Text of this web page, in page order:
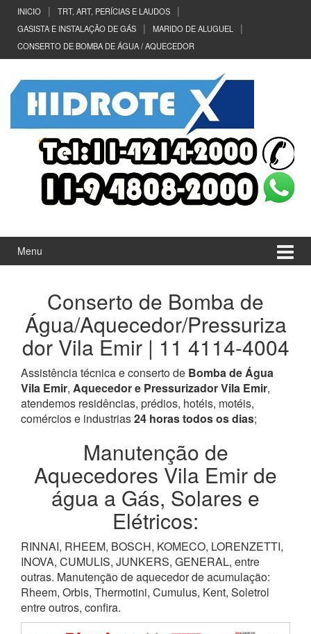
Conteúdo
Pular
menu
principal
INICIO
TRT, ART, PERÍCIAS E LAUDOS
GASISTA E INSTALAÇÃO DE GÁS
MARIDO DE ALUGUEL
CONSERTO DE BOMBA DE ÁGUA / AQUECEDOR
Menu
Conserto de Bomba de
Água/Aquecedor/Pressuriza
dor Vila Emir | 11 4114-4004
Assistência técnica e conserto de Bomba de Água
Vila Emir, Aquecedor e Pressurizador Vila Emir,
atendemos residências, prédios, hotéis, motéis,
comércios e industrias24 horas todos os dias;
Manutenção de
Aquecedores Vila Emir de
água a Gás, Solares e
Elétricos:
RINNAI, RHEEM, BOSCH, KOMECO, LORENZETTI,
INOVA, CUMULIS, JUNKERS, GENERAL, entre
outras. Manutenção de aquecedor de acumulação:
Rheem, Orbis, Thermotini, Cumulus, Kent, Soletrol
entre outros, confira.